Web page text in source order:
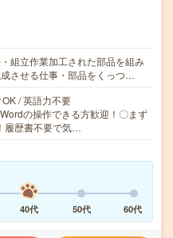
組立作業加工された部品を組み
させる仕事・部品をくっつ…
/ 英語力不要
の操作できる方歓迎！〇まず
履歴書不要で気…
40代 50代 60代